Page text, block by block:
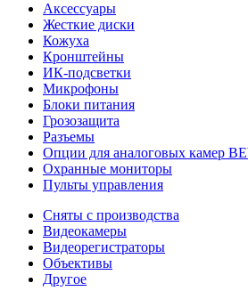
Аксессуары
Жесткие диски
Кожуха
Кронштейны
ИК-подсветки
Микрофоны
Блоки питания
Грозозащита
Разъемы
Опции для аналоговых камер
Охранные мониторы
Пульты управления
Сняты с производства
Видеокамеры
Видеорегистраторы
Объективы
Другое